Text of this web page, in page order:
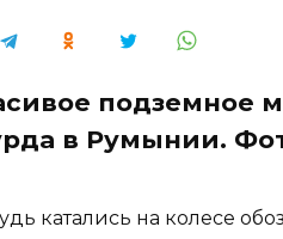
подземное
в Румынии.
катались на колесе